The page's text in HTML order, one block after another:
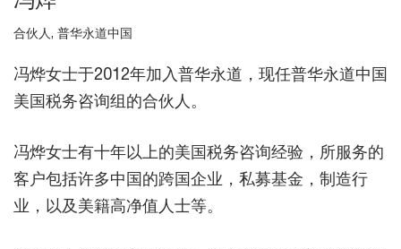
合伙人, 普华永道中国
冯烨女士于2012年加入普华永道，现任普华永道中国
美国税务咨询组的合伙人。
冯烨女士有十年以上的美国税务咨询经验，所服务的
客户包括许多中国的跨国企业，私募基金，制造行
业，以及美籍高净值人士等。